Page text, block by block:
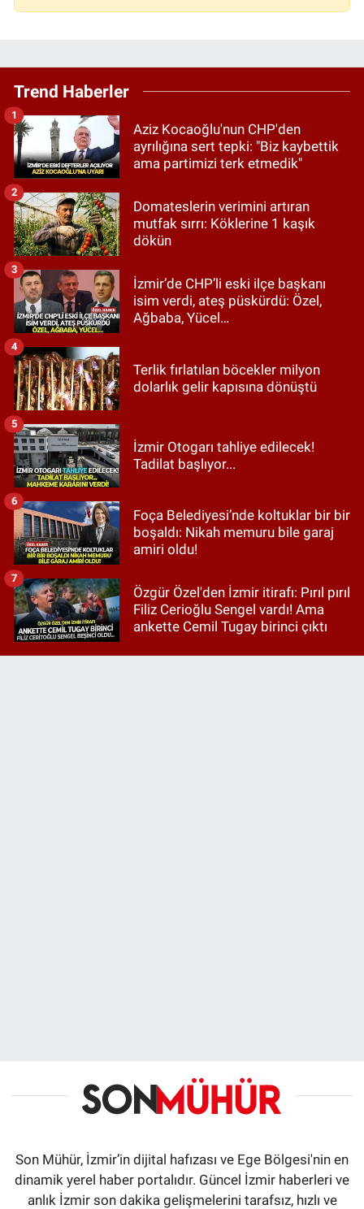
Trend Haberler
Aziz Kocaoğlu'nun CHP'den
ayrılığına sert tepki: "Biz kaybettik
ama partimizi terk etmedik"
1
Domateslerin verimini artıran
mutfak sırrı: Köklerine 1 kaşık
dökün
2
İzmir’de CHP’li eski ilçe başkanı
isim verdi, ateş püskürdü: Özel,
Ağbaba, Yücel…
3
Terlik fırlatılan böcekler milyon
dolarlık gelir kapısına dönüştü
4
İzmir Otogarı tahliye edilecek!
Tadilat başlıyor...
5
Foça Belediyesi’nde koltuklar bir bir
boşaldı: Nikah memuru bile garaj
amiri oldu!
6
Özgür Özel'den İzmir itirafı: Pırıl pırıl
Filiz Cerioğlu Sengel vardı! Ama
ankette Cemil Tugay birinci çıktı
7
Son Mühür, İzmir’in dijital hafızası ve Ege Bölgesi'nin en
dinamik yerel haber portalıdır. Güncel İzmir haberleri ve
anlık İzmir son dakika gelişmelerini tarafsız, hızlı ve